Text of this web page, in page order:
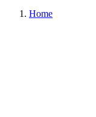
Home